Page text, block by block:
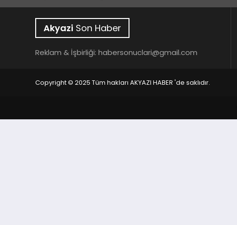
Akyazi Son Haber
Reklam & İşbirliği: habersonuclari@gmail.com
Copyright © 2025 Tüm hakları AKYAZI HABER 'de saklıdır.